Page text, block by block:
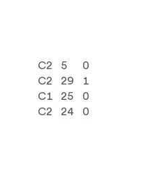
C2 5
0
C2 29
1
C1 25
0
C2 24
0